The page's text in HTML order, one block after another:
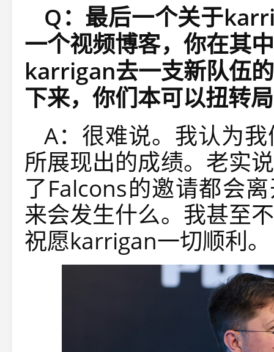
Q：最后一个关于
一个视频博客，你在其
karrigan去一支新队伍
下来，你们本可以扭转
A：很难说。我认为
所展现出的成绩。老实
了Falcons的邀请都会
来会发生什么。我甚至
祝愿karrigan一切顺利。